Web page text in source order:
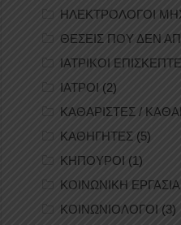
ΗΛΕΚΤΡΟΛΟΓΟΙ
ΘΕΣΕΙΣ ΠΟΥ ΔΕΝ
ΙΑΤΡΙΚΟΙ
ΙΑΤΡΟΙ (2)
ΚΑΘΑΡΙΣΤΕΣ /
ΚΑΘΗΓΗΤΕΣ (5)
ΚΗΠΟΥΡΟΙ (1)
ΚΟΙΝΩΝΙΚΗ ΕΡΓΑΣΙΑ
ΚΟΙΝΩΝΙΟΛΟΓΟΙ (3)